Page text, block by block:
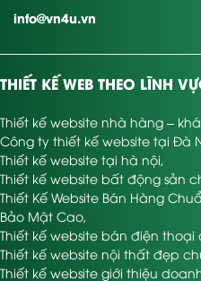
info@vn4u.vn
THIẾT KẾ WEB THEO LĨNH
Thiết kế website nhà hàng –
Công ty thiết kế website tại Đà
Thiết kế website tại hà nội,
Thiết kế website bất động sản
Thiết Kế Website Bán Hàng
Bảo Mật Cao,
Thiết kế website bán điện thoại
Thiết kế website nội thất đẹp
Thiết kế website giới thiệu